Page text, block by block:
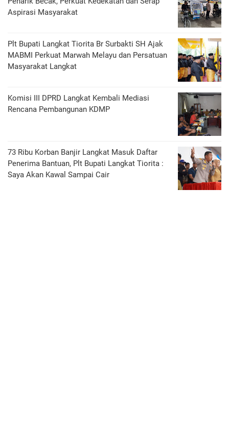
Aspirasi Masyarakat
Plt Bupati Langkat Tiorita Br Surbakti SH Ajak
MABMI Perkuat Marwah Melayu dan Persatuan
Masyarakat Langkat
Komisi III DPRD Langkat Kembali Mediasi
Rencana Pembangunan KDMP
73 Ribu Korban Banjir Langkat Masuk Daftar
Penerima Bantuan, Plt Bupati Langkat Tiorita :
Saya Akan Kawal Sampai Cair